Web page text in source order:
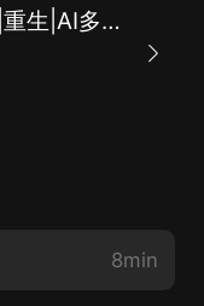
劫后60年|強者回歸|重生|AI多播
8min